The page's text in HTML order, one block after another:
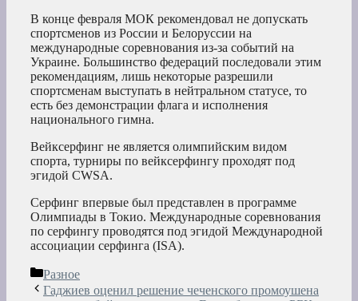
В конце февраля МОК рекомендовал не допускать
спортсменов из России и Белоруссии на
международные соревнования из-за событий на
Украине. Большинство федераций последовали этим
рекомендациям, лишь некоторые разрешили
спортсменам выступать в нейтральном статусе, то
есть без демонстрации флага и исполнения
национального гимна.
Вейксерфинг не является олимпийским видом
спорта, турниры по вейксерфингу проходят под
эгидой CWSA.
Серфинг впервые был представлен в программе
Олимпиады в Токио. Международные соревнования
по серфингу проводятся под эгидой Международной
ассоциации серфинга (ISA).
Рубрики
Разное
Гаджиев оценил решение чеченского промоушена